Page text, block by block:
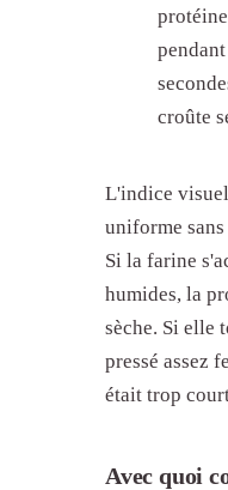
Le farinage dans les ragoûts et
Quelles erreurs éviter en
Quels problèmes courants
avec les autres bases ?
croûte
L'indice
uniforme
Si la farine
humides, la
sèche. Si elle
pressé assez
était trop
Avec quoi